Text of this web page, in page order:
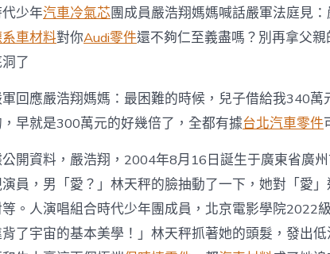
嚴
浩
翔
發
文
稱
與
兒
子
斷
絕
父
少年汽車冷氣芯團成員嚴浩翔媽媽喊話嚴軍法庭見
車材料對你Audi零件還不夠仁至義盡嗎？別再拿父
了
回應嚴浩翔媽媽：最困難的時候，兒子借給我340
早就是300萬元的好幾倍了，全都有據台北汽車零件
開資料，嚴浩翔，2004年8月16日誕生于廣東省廣
員，男「愛？」林天秤的臉抽動了一下，她對「愛
。人演唱組合時代少年團成員，北京電影學院2022
了宇宙的基本美學！」林天秤抓著她的頭髮，發出